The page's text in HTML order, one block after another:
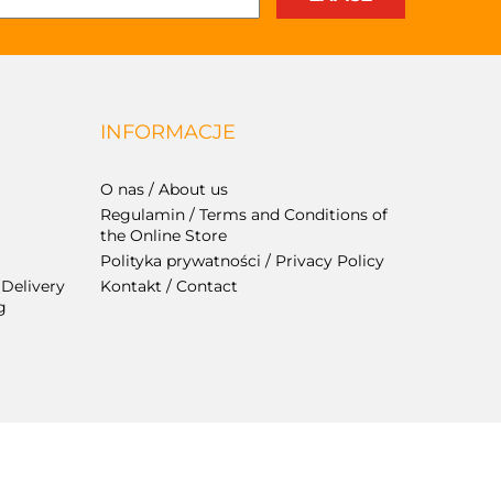
INFORMACJE
O nas / About us
Regulamin / Terms and Conditions of
the Online Store
Polityka prywatności / Privacy Policy
Kontakt / Contact